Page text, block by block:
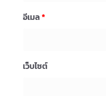
อีเมล*
เว็บไซต์